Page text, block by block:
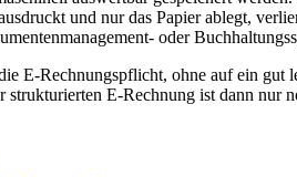
und nur das Papier ablegt,
oder
E-Rechnungspflicht, ohne auf ein gut
E-Rechnung ist dann nur